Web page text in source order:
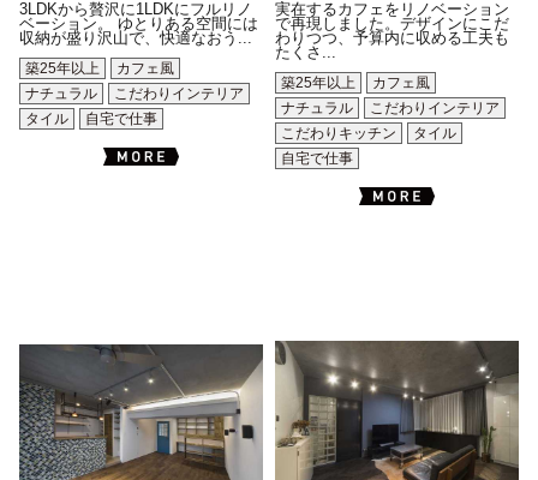
3LDKから贅沢に1LDKにフルリノ
ベーション。 ゆとりある空間には
収納が盛り沢山で、快適なおう...
築25年以上
カフェ風
ナチュラル
こだわりインテリア
タイル
自宅で仕事
実在するカフェをリノベーション
で再現しました。デザインにこだ
わりつつ、予算内に収める工夫も
たくさ...
築25年以上
カフェ風
ナチュラル
こだわりインテリア
こだわりキッチン
タイル
自宅で仕事